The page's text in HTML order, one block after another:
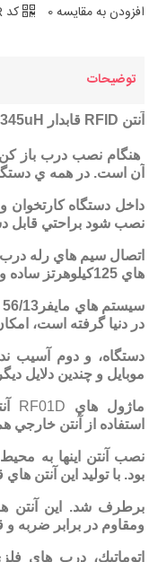
افزودن به مقایسه0 کد QR
توضیحات
آنتن RFID قابدار 345uH جهت استفاده در RFID های 125Khz
هنگام نصب درب باز
آن است. در همه‌ ي
داخل دستگاه
نصب شود براحتي قابل
اتصال سيم هاي رله
هاي 125كيلوهرتز ساده ويا رمزدار نسبت به
در دنيا گرفته است،
دستگاه، و دوم آسيب
موبايل و چندين دلايل
ماژول هاي RF01D
استفاده از آنتن خارجي
نصب آنتن اينها به
بود. با توليد اين آنتن
برطرف شد. اين آنتن
ومقاوم در برابر ضربه
اتوماتيك، درب هاي